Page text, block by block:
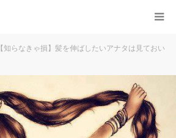
【知らなきゃ損】髪を伸ばしたいアナタは見ておい